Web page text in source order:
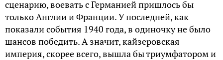
сценарию, воевать с Германией пришлось бы
только Англии и Франции. У последней, как
показали события 1940 года, в одиночку не было
шансов победить. А значит, кайзеровская
империя, скорее всего, вышла бы триумфатором и